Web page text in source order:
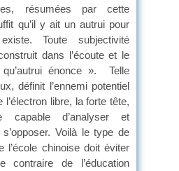
résumées par cette
qu’il y ait un autrui pour
Toute subjectivité
dans l’écoute et le
énonce ». Telle
définit l’ennemi potentiel
libre, la forte tête,
capable d’analyser et
s’opposer. Voilà le type de
l’école chinoise doit éviter
contraire de l’éducation